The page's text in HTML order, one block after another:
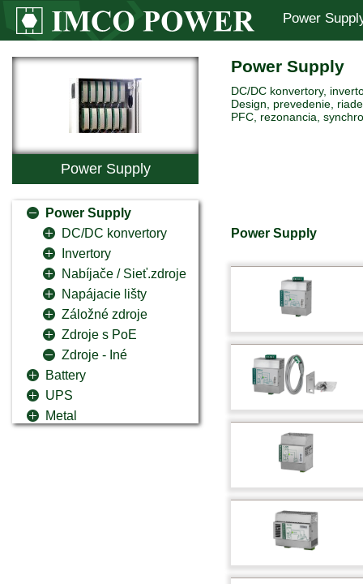
Power
Power Supply
Power Supply
DC/DC konvertory
Invertory
Nabíjače / Sieť.zdroje
Napájacie lišty
Záložné zdroje
Zdroje s PoE
Zdroje - Iné
Battery
UPS
Metal
Power Supply
DC/DC konvertory,
Design, prevedenie,
PFC, rezonancia,
Power Supply